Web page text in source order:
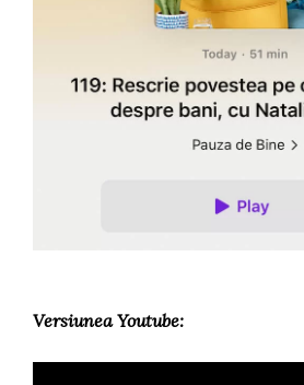
Versiunea Youtube: